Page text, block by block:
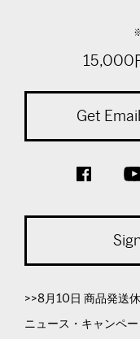
15,000
Get
>>8月10日 商品発送
ニュース・キャンペ